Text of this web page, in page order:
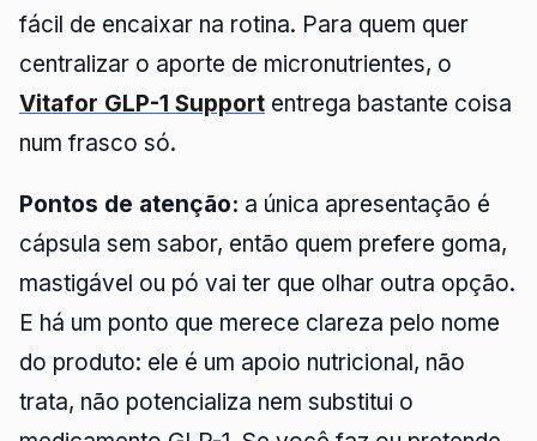
fácil de encaixar na rotina. Para quem quer
centralizar o aporte de micronutrientes, o
Vitafor GLP-1 Support entrega bastante coisa
num frasco só.
Pontos de atenção: a única apresentação é
cápsula sem sabor, então quem prefere goma,
mastigável ou pó vai ter que olhar outra opção.
E há um ponto que merece clareza pelo nome
do produto: ele é um apoio nutricional, não
trata, não potencializa nem substitui o